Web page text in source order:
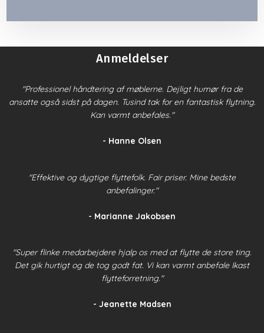
An​meldelser
​"Professionel håndtering af møblerne. Dejligt humør fra de
ansatte også sidst på dagen. Tusind tak for en fantastisk flytning.
Kan varmt anbefales."
- Hanne Olsen
"Effektive og dygtige flyttefolk. Fair priser. Mine bedste
anbefalinger.​"
- Marianne Jakobsen
"Super flinke medarbejdere hjalp os med at flytte de store ting.
Det gik hurtigt og de tog godt fat. Vi kan varmt anbefale Ikast
flytteforretning."
- Jeanette Madsen